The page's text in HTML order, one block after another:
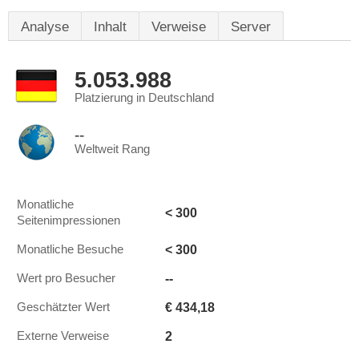
Analyse Inhalt Verweise Server
5.053.988
Platzierung in Deutschland
--
Weltweit Rang
Monatliche
Seitenimpressionen
< 300
Monatliche Besuche < 300
Wert pro Besucher --
Geschätzter Wert € 434,18
Externe Verweise 2